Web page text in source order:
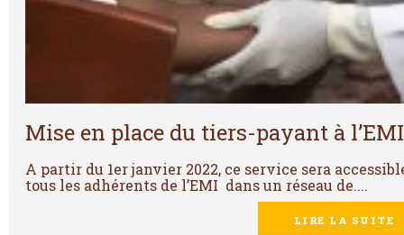
Mise en place du tiers-payant à l’EMI
A partir du 1er janvier 2022, ce service sera
tous les adhérents de l’EMI dans un réseau de....
LIRE LA SUITE